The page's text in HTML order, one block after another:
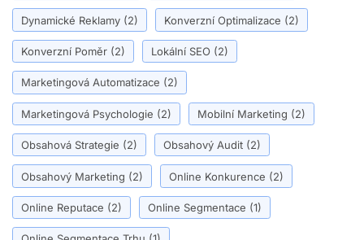
Dynamické Reklamy (2) Konverzní Optimalizace (2)
Konverzní Poměr (2) Lokální SEO (2)
Marketingová Automatizace (2)
Marketingová Psychologie (2) Mobilní Marketing (2)
Obsahová Strategie (2) Obsahový Audit (2)
Obsahový Marketing (2) Online Konkurence (2)
Online Reputace (2) Online Segmentace (1)